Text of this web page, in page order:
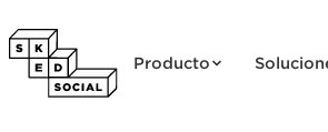
Producto